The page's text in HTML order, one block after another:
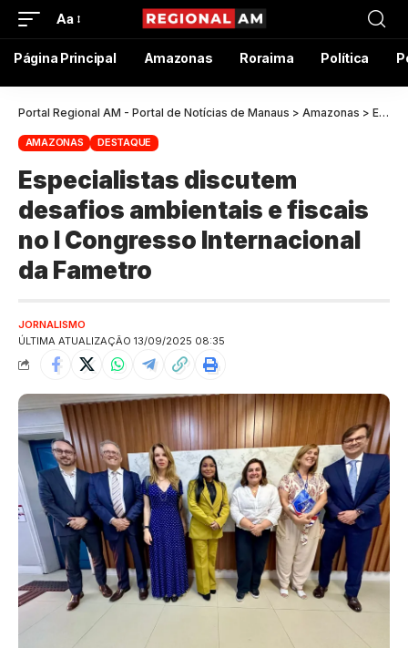
Aa
Página Principal Amazonas Roraima Política
Portal Regional AM - Portal de Notícias de Manaus > Amazonas > Especialistas discutem desafios ambientais e fiscais no I Congresso Internacional da Fametro
AMAZONAS DESTAQUE
Especialistas discutem
desafios ambientais e fiscais
no I Congresso Internacional
da Fametro
ÚLTIMA ATUALIZAÇÃO 13/09/2025 08:35
JORNALISMO